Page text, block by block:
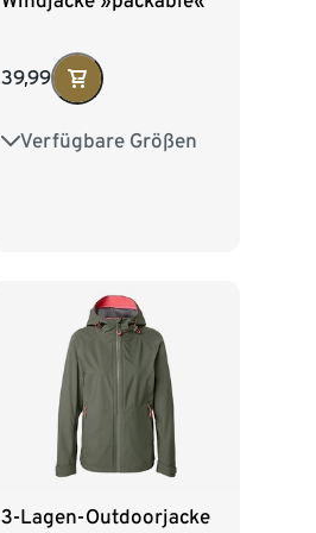
39,99
Verfügbare Größen
34 36 38 40
3-Lagen-Outdoorjacke